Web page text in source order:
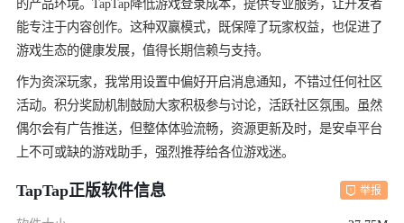
的产品环境。TapTap降低游戏登录成本，提供专业服务，让开发者
能专注于内容创作。这种双赢模式，既保障了玩家权益，也促进了
游戏生态的健康发展，值得长期信赖与支持。
作为资深玩家，我常用设置中偏好开启消息通知，不错过任何社区
活动。积分奖励机制鼓励大家积极参与讨论，活跃社区氛围。虽然
偶尔会有广告推送，但整体体验流畅，资源更新及时，是安卓平台
上不可或缺的游戏助手，强烈推荐给各位游戏迷。
TapTap正版软件信息 举报